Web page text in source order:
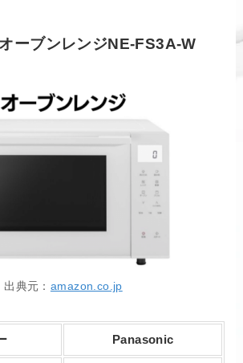
ーブンレンジNE-FS3A-W
出典元： amazon.co.jp
Panasonic